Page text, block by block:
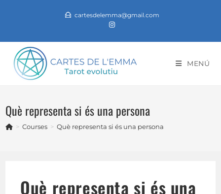
cartesdelemma@gmail.com
MENÚ
Què representa si és una persona
> Courses > Què representa si és una persona
Què representa si és una